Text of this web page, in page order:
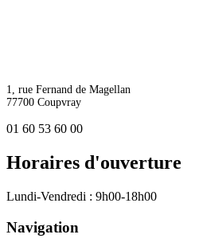
1, rue Fernand de Magellan
77700 Coupvray
01 60 53 60 00
Horaires d'ouverture
Lundi-Vendredi : 9h00-18h00
Navigation